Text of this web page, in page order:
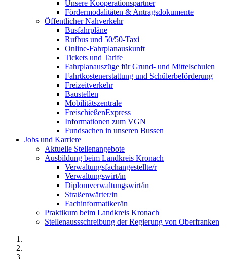
Unsere Kooperationspartner
Fördermodalitäten & Antragsdokumente
Öffentlicher Nahverkehr
Busfahrpläne
Rufbus und 50/50-Taxi
Online-Fahrplanauskunft
Tickets und Tarife
Fahrplanauszüge für Grund- und Mittelschulen
Fahrtkostenerstattung und Schülerbeförderung
Freizeitverkehr
Baustellen
Mobilitätszentrale
FreischießenExpress
Informationen zum VGN
Fundsachen in unseren Bussen
Jobs und Karriere
Aktuelle Stellenangebote
Ausbildung beim Landkreis Kronach
Verwaltungsfachangestellte/r
Verwaltungswirt/in
Diplomverwaltungswirt/in
Straßenwärter/in
Fachinformatiker/in
Praktikum beim Landkreis Kronach
Stellenaussschreibung der Regierung von Oberfranken